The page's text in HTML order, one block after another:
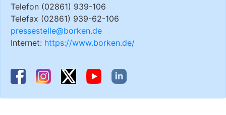
Telefon (02861) 939-106
Telefax (02861) 939-62-106
pressestelle@borken.de
Internet: https://www.borken.de/